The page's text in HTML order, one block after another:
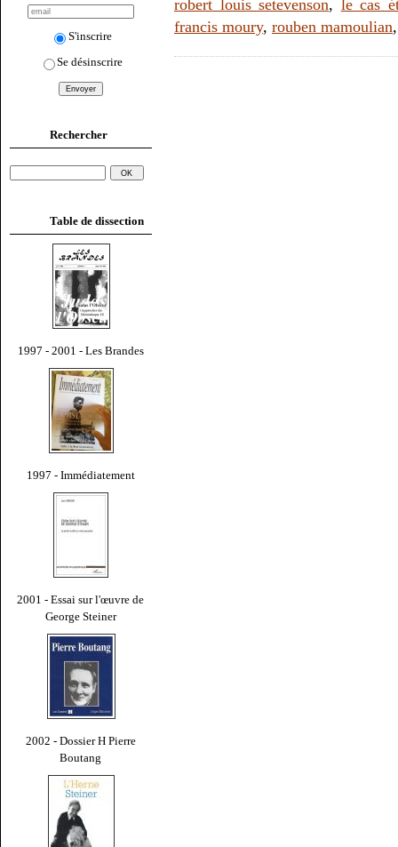
S'inscrire
Se désinscrire
Rechercher
Table de dissection
1997 - 2001 - Les Brandes
1997 - Immédiatement
2001 - Essai sur l'œuvre de
George Steiner
2002 - Dossier H Pierre
Boutang
robert louis setevenson, le cas
francis moury, rouben mamoulian